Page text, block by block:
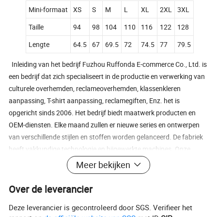
Mini-formaat XS S M L XL 2XL 3XL
Taille
94 98 104 110 116 122
128
Lengte
64.5 67 69.5 72 74.5 77 79.5
Inleiding van het bedrijf Fuzhou Ruffonda E-commerce Co., Ltd. is
een bedrijf dat zich specialiseert in de productie en verwerking van
culturele overhemden, reclameoverhemden, klassenkleren
aanpassing, T-shirt aanpassing, reclamegiften, Enz. het is
opgericht sinds 2006. Het bedrijf biedt maatwerk producten en
OEM-diensten. Elke maand zullen er nieuwe series en ontwerpen
van verschillende stijlen en stoffen worden gelanceerd. De fabriek
heeft vakkundige technologie en bijgewerkte machines. Onze
diensten en kracht We hebben een professioneel productieteam,
van snijden tot naaien, tot afwerking en strijken. We ondersteunen
single- en grootschalig maatwerk. Zolang u ontwerptekeningen of
borduurwerk, bedrukking en hoedentypes kunnen worden gedaan
Meer bekijken
Over de leverancier
Deze leverancier is gecontroleerd door SGS. Verifieer het